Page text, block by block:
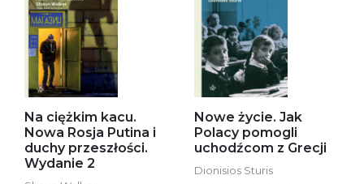
Na ciężkim kacu.
Nowa Rosja Putina i
duchy przeszłości.
Wydanie 2
Nowe życie. Jak
Polacy pomogli
uchodźcom z Grecji
Dionisios Sturis